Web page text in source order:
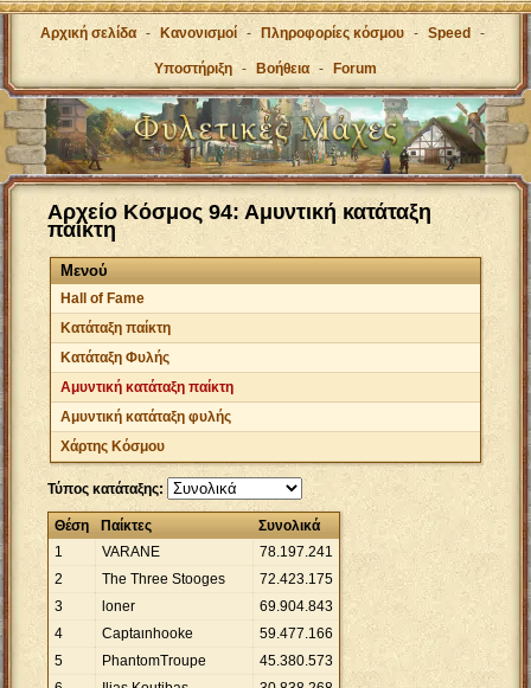
Αρχική σελίδα - Κανονισμοί - Πληροφορίες κόσμου - Speed -
Υποστήριξη - Βοήθεια - Forum
Αρχείο Κόσμος 94: Αμυντική κατάταξη
παίκτη
Μενού
Hall of Fame
Κατάταξη παίκτη
Κατάταξη Φυλής
Αμυντική κατάταξη παίκτη
Αμυντική κατάταξη φυλής
Χάρτης Κόσμου
Τύπος κατάταξης:
Θέση Παίκτες
Συνολικά
1
VARANE 78.197.241
2
The Three Stooges 72.423.175
3
loner 69.904.843
4
Captaιnhooke 59.477.166
5
PhantomTroupe 45.380.573